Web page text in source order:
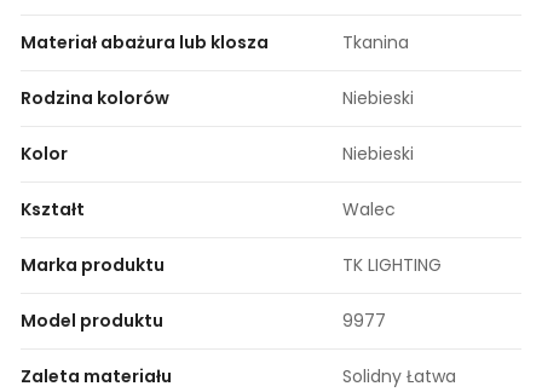
Materiał abażura lub klosza Tkanina
Rodzina kolorów Niebieski
Kolor Niebieski
Kształt Walec
Marka produktu TK LIGHTING
Model produktu 9977
Zaleta materiału
Solidny Łatwa